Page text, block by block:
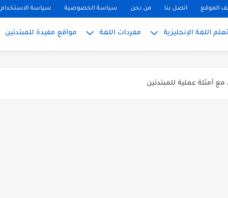
الموقع اتصل بنا من نحن سياسة الخصوصية سياسة الاستخدام
اللغة الإنجليزية مفردات اللغة مواقع مفيدة للمبتدئين